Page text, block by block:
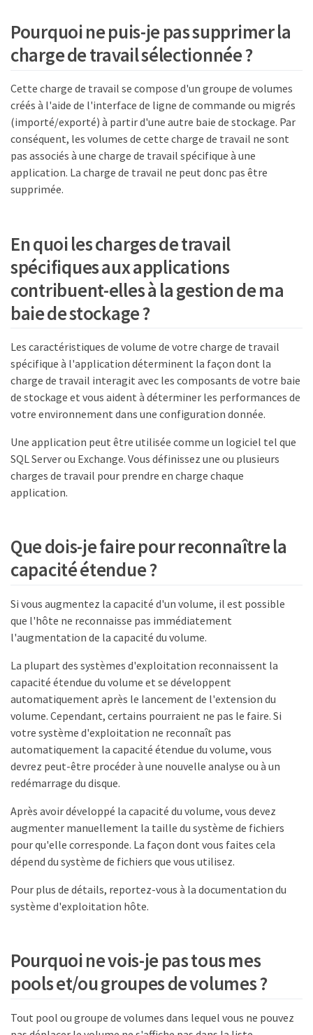
Pourquoi ne puis-je pas supprimer la
charge de travail sélectionnée ?
Cette charge de travail se compose d'un groupe de volumes
créés à l'aide de l'interface de ligne de commande ou migrés
(importé/exporté) à partir d'une autre baie de stockage. Par
conséquent, les volumes de cette charge de travail ne sont
pas associés à une charge de travail spécifique à une
application. La charge de travail ne peut donc pas être
supprimée.
En quoi les charges de travail
spécifiques aux applications
contribuent-elles à la gestion de ma
baie de stockage ?
Les caractéristiques de volume de votre charge de travail
spécifique à l'application déterminent la façon dont la
charge de travail interagit avec les composants de votre baie
de stockage et vous aident à déterminer les performances de
votre environnement dans une configuration donnée.
Une application peut être utilisée comme un logiciel tel que
SQL Server ou Exchange. Vous définissez une ou plusieurs
charges de travail pour prendre en charge chaque
application.
Que dois-je faire pour reconnaître la
capacité étendue ?
Si vous augmentez la capacité d'un volume, il est possible
que l'hôte ne reconnaisse pas immédiatement
l'augmentation de la capacité du volume.
La plupart des systèmes d'exploitation reconnaissent la
capacité étendue du volume et se développent
automatiquement après le lancement de l'extension du
volume. Cependant, certains pourraient ne pas le faire. Si
votre système d'exploitation ne reconnaît pas
automatiquement la capacité étendue du volume, vous
devrez peut-être procéder à une nouvelle analyse ou à un
redémarrage du disque.
Après avoir développé la capacité du volume, vous devez
augmenter manuellement la taille du système de fichiers
pour qu'elle corresponde. La façon dont vous faites cela
dépend du système de fichiers que vous utilisez.
Pour plus de détails, reportez-vous à la documentation du
système d'exploitation hôte.
Pourquoi ne vois-je pas tous mes
pools et/ou groupes de volumes ?
Tout pool ou groupe de volumes dans lequel vous ne pouvez